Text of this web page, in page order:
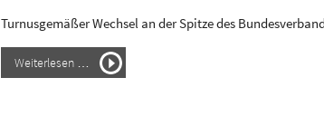
Turnusgemäßer Wechsel an der Spitze des
Weiterlesen …